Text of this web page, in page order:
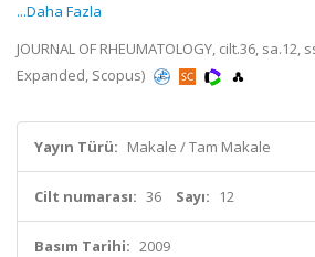
...Daha Fazla
JOURNAL OF RHEUMATOLOGY, cilt.36, sa.12,
Expanded, Scopus)
Yayın Türü: Makale / Tam Makale
Cilt numarası: 36 Sayı: 12
Basım Tarihi: 2009